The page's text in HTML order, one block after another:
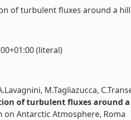
of turbulent fluxes around a
(literal)
M.Tagliazucca,
of turbulent fluxes around
on Antarctic Atmosphere, Roma